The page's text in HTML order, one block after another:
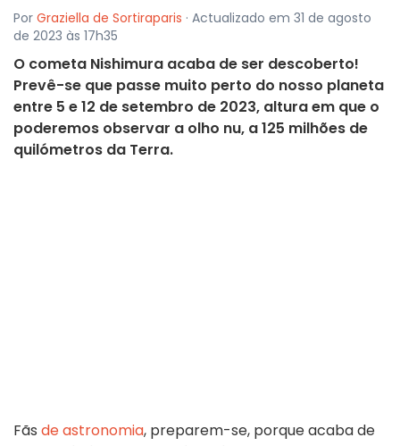
Por Graziella de Sortiraparis · Actualizado em 31 de agosto
de 2023 às 17h35
O cometa Nishimura acaba de ser descoberto!
Prevê-se que passe muito perto do nosso planeta
entre 5 e 12 de setembro de 2023, altura em que o
poderemos observar a olho nu, a 125 milhões de
quilómetros da Terra.
Fãs de astronomia, preparem-se, porque acaba de